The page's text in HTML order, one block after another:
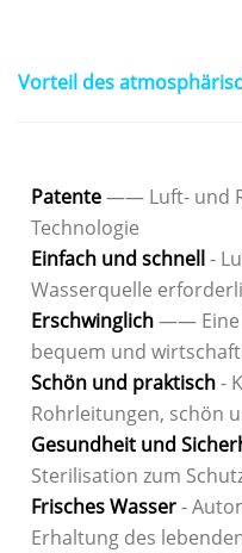
Vorteil des
Patente—— Luft- und
Technologie
Einfach und schnell-
Wasserquelle
Erschwinglich—— Eine
bequem und
Schön und praktisch-
Rohrleitungen, schön
Gesundheit und
Sterilisation zum
Frisches Wasser-
Erhaltung des